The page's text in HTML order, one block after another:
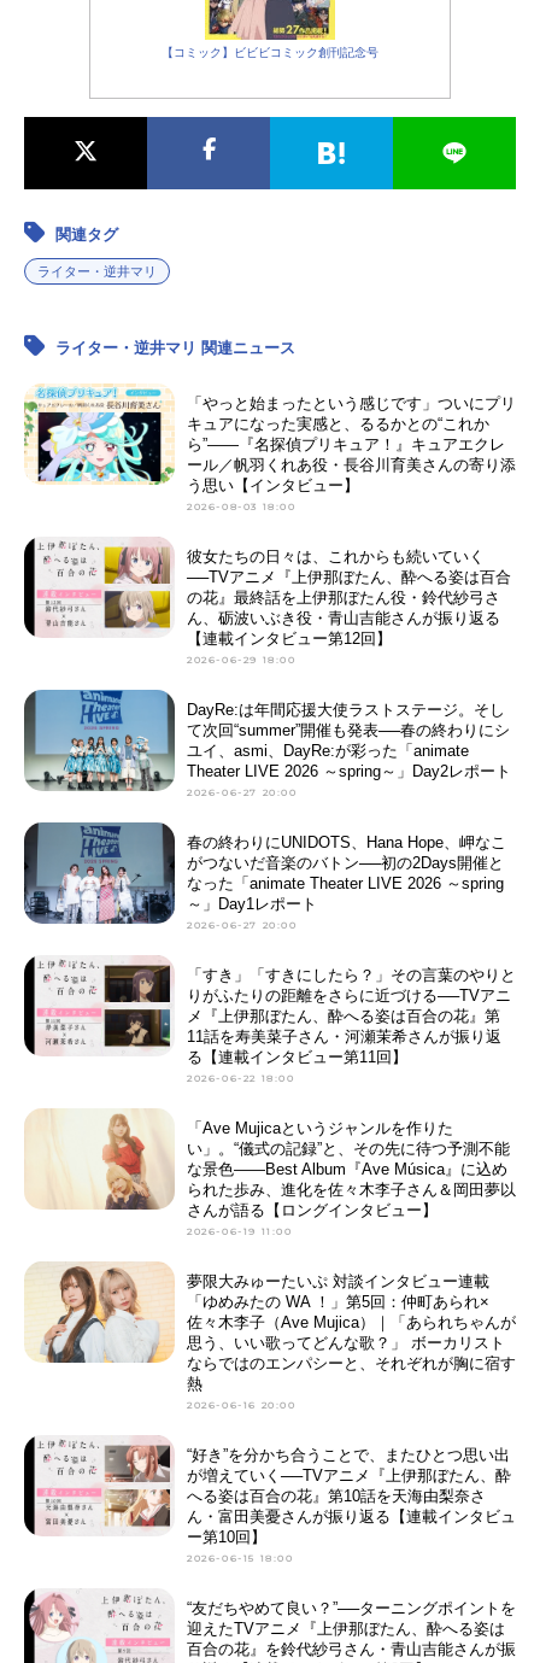
鈴美：原紗友里東方朋子：豊口めぐ
み 伊藤静ナレーション：大川透ス
ー：津田尚克シリーズディレクタ
ー：加藤敏幸シリーズ構成：小林靖
子キャラクターデザイン：西位輝実
【コミック】ビビビコミック創刊記念号
関連タグ
ライター・逆井マリ
ライター・逆井マリ 関連ニュース
「やっと始まったという感じです」ついにプリ
キュアになった実感と、るるかとの“これか
ら”――『名探偵プリキュア！』キュアエクレ
ール／帆羽くれあ役・長谷川育美さんの寄り添
う思い【インタビュー】
2026-08-03 18:00
彼女たちの日々は、これからも続いていく
──TVアニメ『上伊那ぼたん、酔へる姿は百合
の花』最終話を上伊那ぼたん役・鈴代紗弓さ
ん、砺波いぶき役・青山吉能さんが振り返る
【連載インタビュー第12回】
2026-06-29 18:00
DayRe:は年間応援大使ラストステージ。そし
て次回“summer”開催も発表──春の終わりにシ
ユイ、asmi、DayRe:が彩った「animate
Theater LIVE 2026 ～spring～」Day2レポート
2026-06-27 20:00
春の終わりにUNIDOTS、Hana Hope、岬なこ
がつないだ音楽のバトン──初の2Days開催と
なった「animate Theater LIVE 2026 ～spring
～」Day1レポート
2026-06-27 20:00
「すき」「すきにしたら？」その言葉のやりと
りがふたりの距離をさらに近づける──TVアニ
メ『上伊那ぼたん、酔へる姿は百合の花』第
11話を寿美菜子さん・河瀬茉希さんが振り返
る【連載インタビュー第11回】
2026-06-22 18:00
「Ave Mujicaというジャンルを作りた
い」。“儀式の記録”と、その先に待つ予測不能
な景色――Best Album『Ave Música』に込め
られた歩み、進化を佐々木李子さん＆岡田夢以
さんが語る【ロングインタビュー】
2026-06-19 11:00
夢限大みゅーたいぷ 対談インタビュー連載
「ゆめみたの WA ！」第5回：仲町あられ×
佐々木李子（Ave Mujica）｜「あられちゃんが
思う、いい歌ってどんな歌？」 ボーカリスト
ならではのエンパシーと、それぞれが胸に宿す
熱
2026-06-16 20:00
“好き”を分かち合うことで、またひとつ思い出
が増えていく──TVアニメ『上伊那ぼたん、酔
へる姿は百合の花』第10話を天海由梨奈さ
ん・富田美憂さんが振り返る【連載インタビュ
ー第10回】
2026-06-15 18:00
“友だちやめて良い？”──ターニングポイントを
迎えたTVアニメ『上伊那ぼたん、酔へる姿は
百合の花』を鈴代紗弓さん・青山吉能さんが振